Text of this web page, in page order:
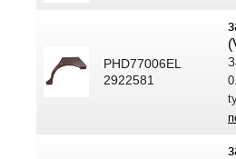
PHD77006EL
2922581